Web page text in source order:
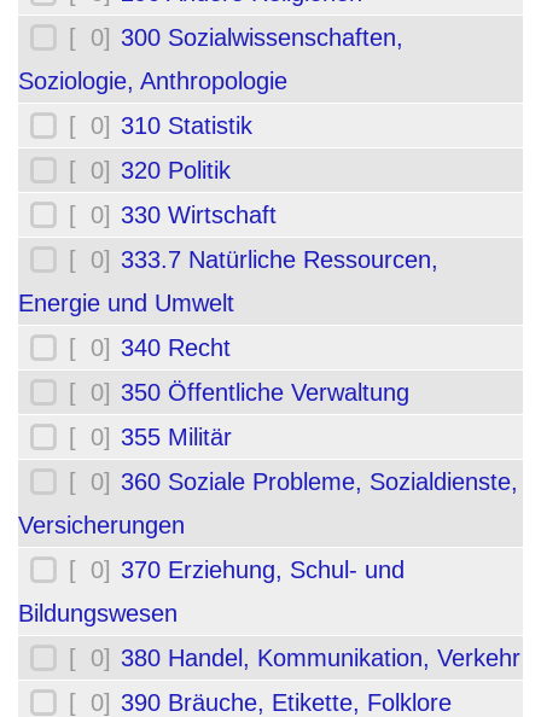
[ 0] 300 Sozialwissenschaften,
Soziologie, Anthropologie
[ 0] 310 Statistik
[ 0] 320 Politik
[ 0] 330 Wirtschaft
[ 0] 333.7 Natürliche Ressourcen,
Energie und Umwelt
[ 0] 340 Recht
[ 0] 350 Öffentliche Verwaltung
[ 0] 355 Militär
[ 0] 360 Soziale Probleme, Sozialdienste,
Versicherungen
[ 0] 370 Erziehung, Schul- und
Bildungswesen
[ 0] 380 Handel, Kommunikation, Verkehr
[ 0] 390 Bräuche, Etikette, Folklore